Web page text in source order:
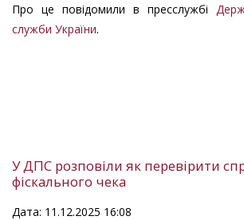
Про це повідомили в пресслужбі
служби України.
У ДПС розповіли як перевірити
фіскального чека
Дата: 11.12.2025 16:08